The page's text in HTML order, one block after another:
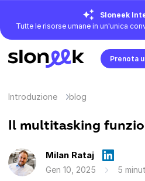
Sloneek
Tutte le risorse umane in un'unica
Prenota
Introduzione blog
Il multitasking
Milan Rataj
Gen 10, 2025 5